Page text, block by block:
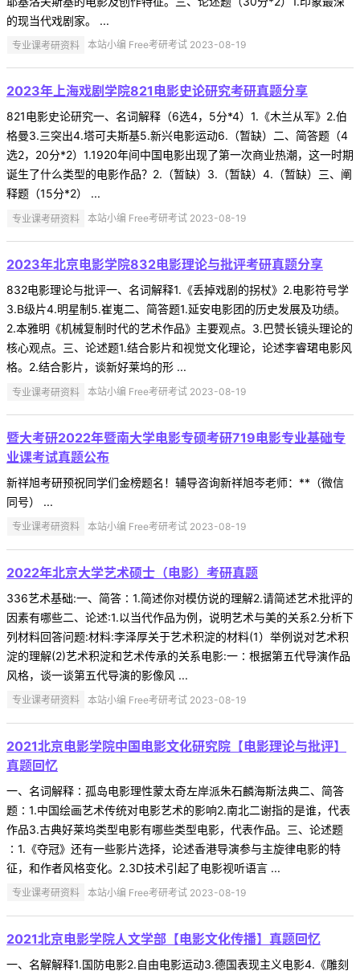
的现当代戏剧家。 ...
专业课考研资料 本站小编 Free考研考试 2023-08-19
2023年上海戏剧学院821电影史论研究考研真题分享
821电影史论研究一、名词解释（6选4，5分*4）1.《木兰从军》2.伯
格曼3.三突出4.塔可夫斯基5.新兴电影运动6.（暂缺）二、简答题（4
选2，20分*2）1.1920年间中国电影出现了第一次商业热潮，这一时期
诞生了什么类型的电影作品？2.（暂缺）3.（暂缺）4.（暂缺）三、阐
释题（15分*2） ...
专业课考研资料 本站小编 Free考研考试 2023-08-19
2023年北京电影学院832电影理论与批评考研真题分享
832电影理论与批评一、名词解释1.《丢掉戏剧的拐杖》2.电影符号学
3.B级片4.明星制5.崔嵬二、简答题1.延安电影团的历史发展及功绩。
2.本雅明《机械复制时代的艺术作品》主要观点。3.巴赞长镜头理论的
核心观点。三、论述题1.结合影片和视觉文化理论，论述李睿珺电影风
格。2.结合影片，谈新好莱坞的形 ...
专业课考研资料 本站小编 Free考研考试 2023-08-19
暨大考研2022年暨南大学电影专硕考研719电影专业基础专
业课考试真题公布
新祥旭考研预祝同学们金榜题名！辅导咨询新祥旭岑老师：**（微信
同号） ...
专业课考研资料 本站小编 Free考研考试 2023-08-19
2022年北京大学艺术硕士（电影）考研真题
336艺术基础:一、简答∶1.简述你对模仿说的理解2.请简述艺术批评的
因素有哪些二、论述:1.以当代作品为例，说明艺术与美的关系2.分析下
列材料回答问题:材料:李泽厚关于艺术积淀的材料(1）举例说对艺术积
淀的理解(2)艺术积淀和艺术传承的关系电影:一∶根据第五代导演作品
风格，谈一谈第五代导演的影像风 ...
专业课考研资料 本站小编 Free考研考试 2023-08-19
2021北京电影学院中国电影文化研究院【电影理论与批评】
真题回忆
一、名词解释∶孤岛电影理性蒙太奇左岸派朱石麟海斯法典二、简答
题∶1.中国绘画艺术传统对电影艺术的影响2.南北二谢指的是谁，代表
作品3.古典好莱坞类型电影有哪些类型电影，代表作品。三、论述题
∶1.《夺冠》还有一些影片选择，论述香港导演参与主旋律电影的特
征，和作者风格变化。2.3D技术引起了电影视听语言 ...
专业课考研资料 本站小编 Free考研考试 2023-08-19
2021北京电影学院人文学部【电影文化传播】真题回忆
一、名解解释1.国防电影2.自由电影运动3.德国表现主义电影4.《雕刻